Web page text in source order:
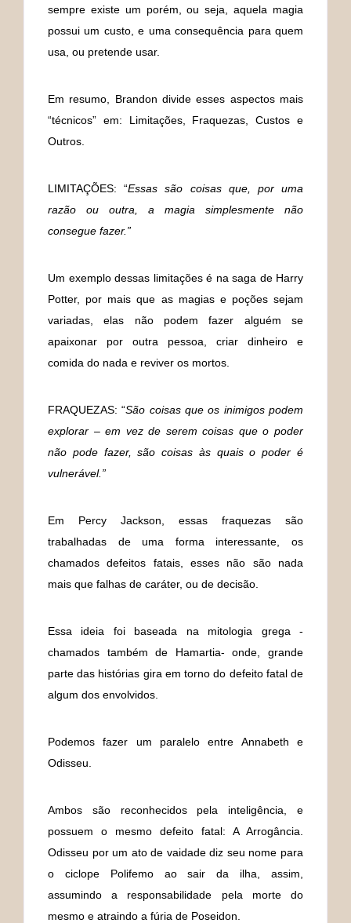
sempre existe um porém, ou seja, aquela magia
possui um custo, e uma consequência para quem
usa, ou pretende usar.
Em resumo, Brandon divide esses aspectos mais
“técnicos” em: Limitações, Fraquezas, Custos e
Outros.
LIMITAÇÕES: “Essas são coisas que, por uma
razão ou outra, a magia simplesmente não
consegue fazer.”
Um exemplo dessas limitações é na saga de Harry
Potter, por mais que as magias e poções sejam
variadas, elas não podem fazer alguém se
apaixonar por outra pessoa, criar dinheiro e
comida do nada e reviver os mortos.
FRAQUEZAS: “São coisas que os inimigos podem
explorar – em vez de serem coisas que o poder
não pode fazer, são coisas às quais o poder é
vulnerável.”
Em Percy Jackson, essas fraquezas são
trabalhadas de uma forma interessante, os
chamados defeitos fatais, esses não são nada
mais que falhas de caráter, ou de decisão.
Essa ideia foi baseada na mitologia grega -
chamados também de Hamartia- onde, grande
parte das histórias gira em torno do defeito fatal de
algum dos envolvidos.
Podemos fazer um paralelo entre Annabeth e
Odisseu.
Ambos são reconhecidos pela inteligência, e
possuem o mesmo defeito fatal: A Arrogância.
Odisseu por um ato de vaidade diz seu nome para
o ciclope Polifemo ao sair da ilha, assim,
assumindo a responsabilidade pela morte do
mesmo e atraindo a fúria de Poseidon.